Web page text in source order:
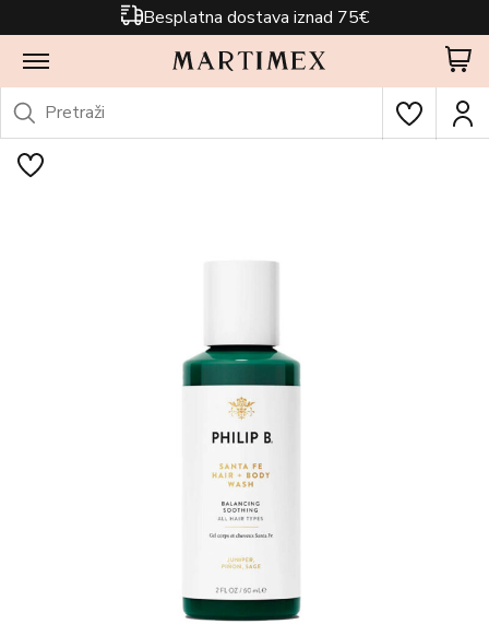
Besplatna dostava iznad 75€